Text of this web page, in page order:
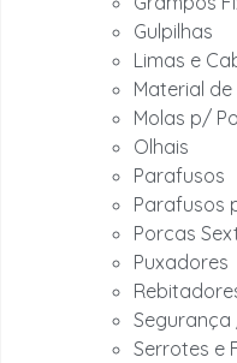
Gulpilhas
Limas e
Material
Molas p/
Olhais
Parafusos
Parafusos
Porcas
Puxadores
Serrotes e